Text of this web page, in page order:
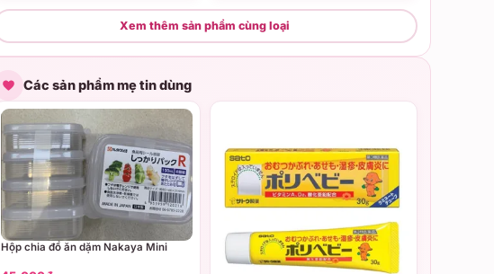
Xem thêm sản phẩm cùng loại
Các sản phẩm mẹ tin dùng
Hộp chia đồ ăn dặm Nakaya Mini